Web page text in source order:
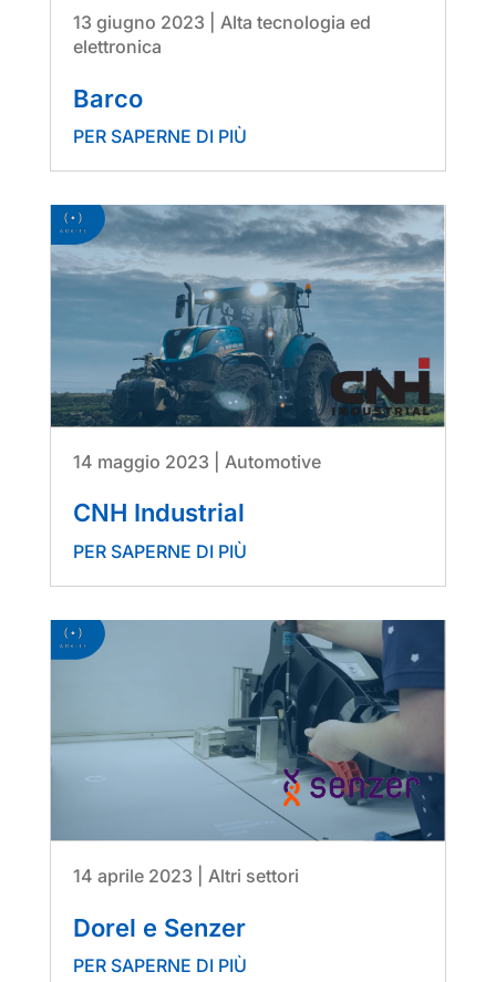
Barco
13 giugno 2023
Alta tecnologia ed
elettronica
PER SAPERNE DI PIÙ
CNH Industrial
14 maggio 2023 Automotive
PER SAPERNE DI PIÙ
Dorel e Senzer
14 aprile 2023 Altri settori
PER SAPERNE DI PIÙ